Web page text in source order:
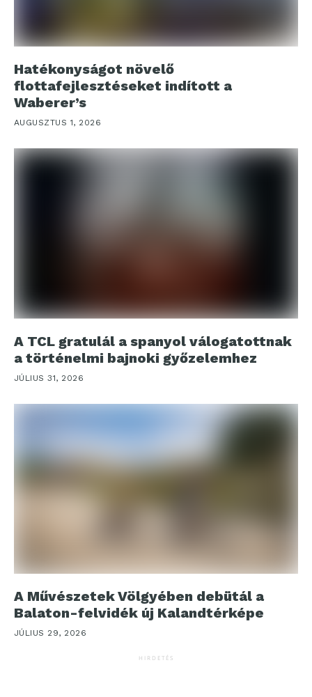
Hatékonyságot növelő
flottafejlesztéseket indított a
Waberer’s
AUGUSZTUS 1, 2026
A TCL gratulál a spanyol válogatottnak
a történelmi bajnoki győzelemhez
JÚLIUS 31, 2026
A Művészetek Völgyében debütál a
Balaton-felvidék új Kalandtérképe
JÚLIUS 29, 2026
HIRDETÉS